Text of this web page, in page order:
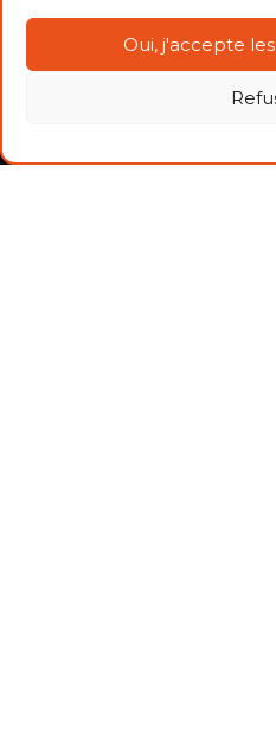
Oui, j'accepte
Consommer bio et local